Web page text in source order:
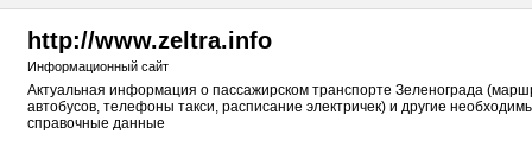
http://www.zeltra.info
Информационный сайт
Актуальная информация о пассажирском транспорте Зеленограда
автобусов, телефоны такси, расписание электричек) и другие
справочные данные